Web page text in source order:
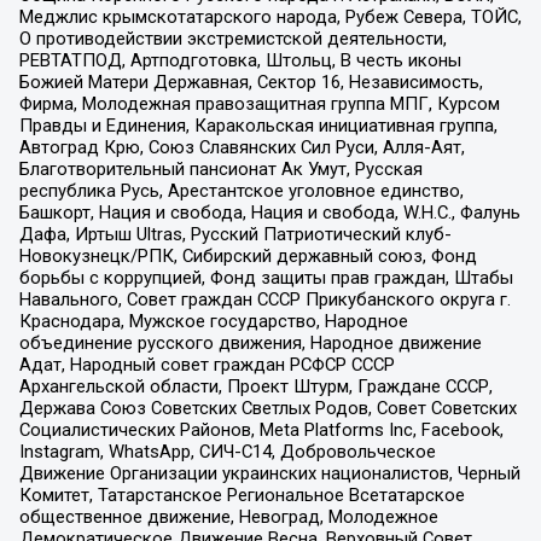
Меджлис крымскотатарского народа, Рубеж Севера, ТОЙС,
О противодействии экстремистской деятельности,
РЕВТАТПОД, Артподготовка, Штольц, В честь иконы
Божией Матери Державная, Сектор 16, Независимость,
Фирма, Молодежная правозащитная группа МПГ, Курсом
Правды и Единения, Каракольская инициативная группа,
Автоград Крю, Союз Славянских Сил Руси, Алля-Аят,
Благотворительный пансионат Ак Умут, Русская
республика Русь, Арестантское уголовное единство,
Башкорт, Нация и свобода, Нация и свобода, W.H.С., Фалунь
Дафа, Иртыш Ultras, Русский Патриотический клуб-
Новокузнецк/РПК, Сибирский державный союз, Фонд
борьбы с коррупцией, Фонд защиты прав граждан, Штабы
Навального, Совет граждан СССР Прикубанского округа г.
Краснодара, Мужское государство, Народное
объединение русского движения, Народное движение
Адат, Народный совет граждан РСФСР СССР
Архангельской области, Проект Штурм, Граждане СССР,
Держава Союз Советских Светлых Родов, Совет Советских
Социалистических Районов, Meta Platforms Inc, Facebook,
Instagram, WhatsApp, СИЧ-С14, Добровольческое
Движение Организации украинских националистов, Черный
Комитет, Татарстанское Региональное Всетатарское
общественное движение, Невоград, Молодежное